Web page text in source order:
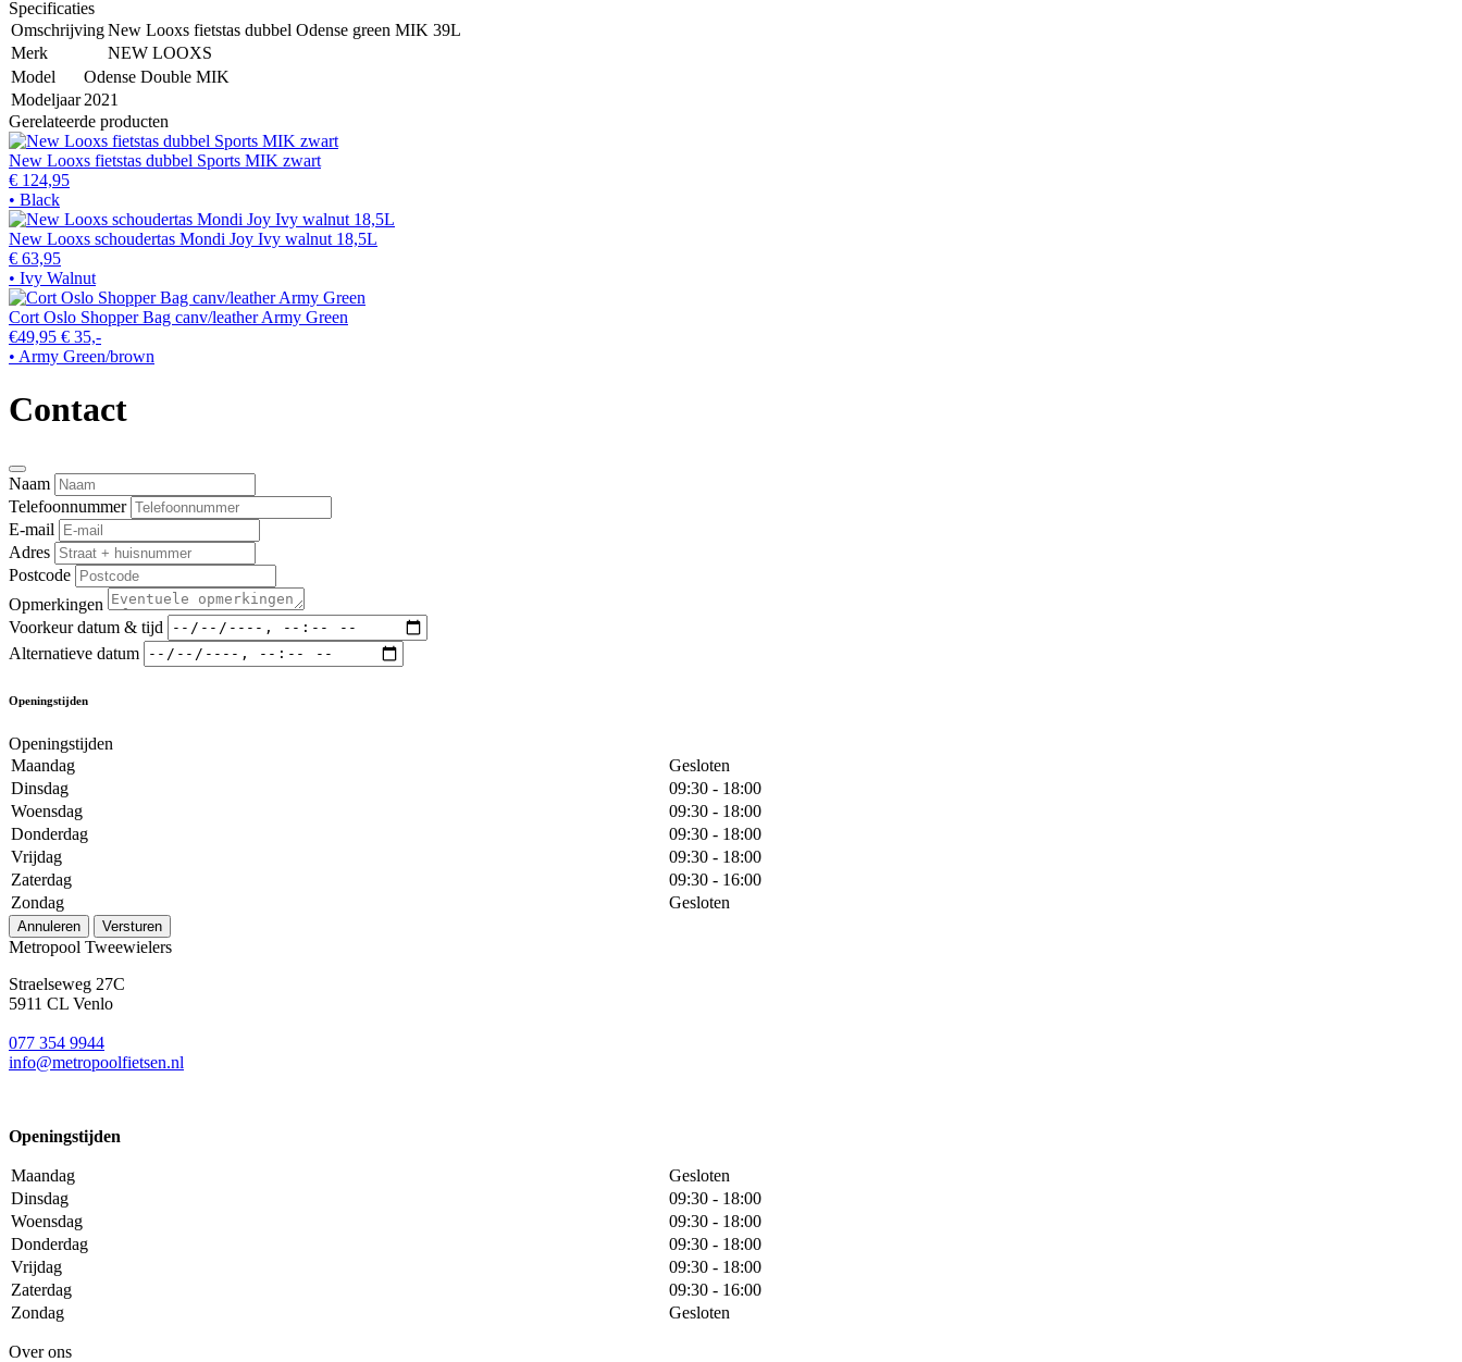
Specificaties
OmschrijvingNew Looxs fietstas dubbel Odense green MIK 39L
Merk
NEW LOOXS
Model
Odense Double MIK
Modeljaar 2021
Gerelateerde producten
New Looxs fietstas dubbel Sports MIK zwart
€ 124,95
• Black
New Looxs schoudertas Mondi Joy Ivy walnut 18,5L
€ 63,95
• Ivy Walnut
Cort Oslo Shopper Bag canv/leather Army Green
€49,95 € 35,-
• Army Green/brown
Contact
Naam
Telefoonnummer
E-mail
Adres
Postcode
Opmerkingen
Voorkeur datum & tijd
Alternatieve datum
Openingstijden
Openingstijden
Maandag
Gesloten
Dinsdag
09:30 - 18:00
Woensdag
09:30 - 18:00
Donderdag
09:30 - 18:00
Vrijdag
09:30 - 18:00
Zaterdag
09:30 - 16:00
Zondag
Gesloten
Annuleren Versturen
Metropool Tweewielers
Straelseweg 27C
5911 CL Venlo
077 354 9944
info@metropoolfietsen.nl
Openingstijden
Maandag
Gesloten
Dinsdag
09:30 - 18:00
Woensdag
09:30 - 18:00
Donderdag
09:30 - 18:00
Vrijdag
09:30 - 18:00
Zaterdag
09:30 - 16:00
Zondag
Gesloten
Over ons